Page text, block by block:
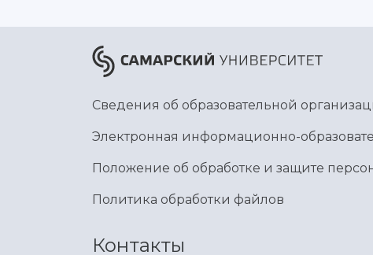
Сведения об образовательной
Электронная информационно-
Положение об обработке и защите
Политика обработки файлов
Контакты